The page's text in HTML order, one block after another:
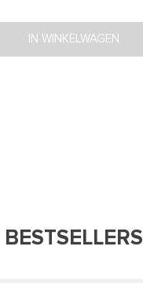
IN WINKELWAGEN
BESTSELLERS